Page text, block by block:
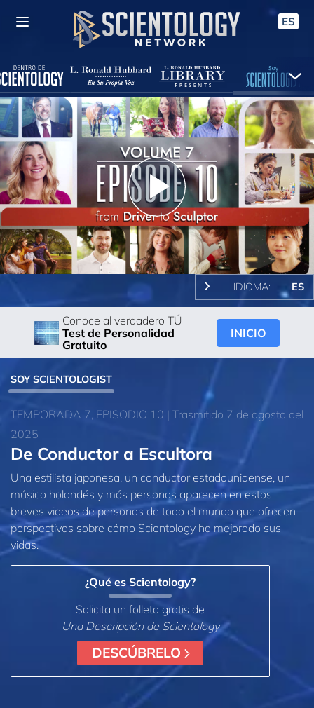
ES
Play
Video
IDIOMA: ES
Conoce al verdadero TÚ
Test de Personalidad
Gratuito
INICIO
SOY SCIENTOLOGIST
TEMPORADA 7, EPISODIO 10 | Trasmitido 7 de agosto del
2025
De Conductor a Escultora
Una estilista japonesa, un conductor estadounidense, un
músico holandés y más personas aparecen en estos
breves videos de personas de todo el mundo que ofrecen
perspectivas sobre cómo Scientology ha mejorado sus
vidas.
¿Qué es Scientology?
Solicita un folleto gratis de
Una Descripción de Scientology
DESCÚBRELO